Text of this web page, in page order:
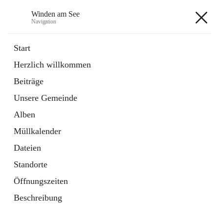
Winden am See
Navigation
Start
Herzlich willkommen
Beiträge
Unsere Gemeinde
Alben
Müllkalender
Dateien
Standorte
Öffnungszeiten
Beschreibung
Externe Webseite
in
Tab
Bebauungsplan
öffnet
in
neuem
Tab